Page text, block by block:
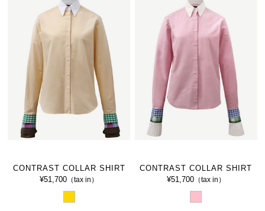
CONTRAST COLLAR SHIRT
¥51,700 （tax in）
CONTRAST COLLAR SHIRT
¥51,700（tax in）